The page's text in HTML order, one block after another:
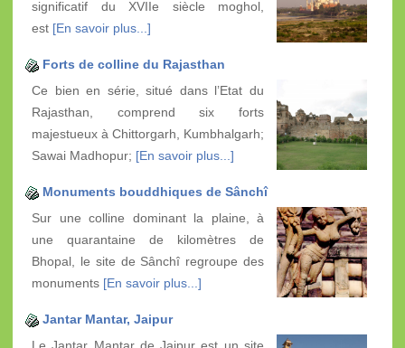
significatif du XVIIe siècle moghol,
est [En savoir plus...]
Forts de colline du Rajasthan
Ce bien en série, situé dans l’Etat du
Rajasthan, comprend six forts
majestueux à Chittorgarh, Kumbhalgarh;
Sawai Madhopur; [En savoir plus...]
Monuments bouddhiques de Sânchî
Sur une colline dominant la plaine, à
une quarantaine de kilomètres de
Bhopal, le site de Sânchî regroupe des
monuments [En savoir plus...]
Jantar Mantar, Jaipur